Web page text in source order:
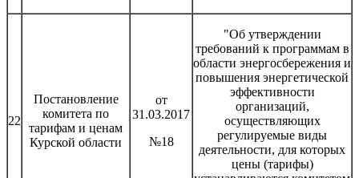
22
Постановление
комитета по
тарифам и ценам
Курской области
от
31.03.2017
№18
"Об утверждении
требований к программам в
области энергосбережения и
повышения энергетической
эффективности
организаций,
осуществляющих
регулируемые виды
деятельности, для которых
цены (тарифы)